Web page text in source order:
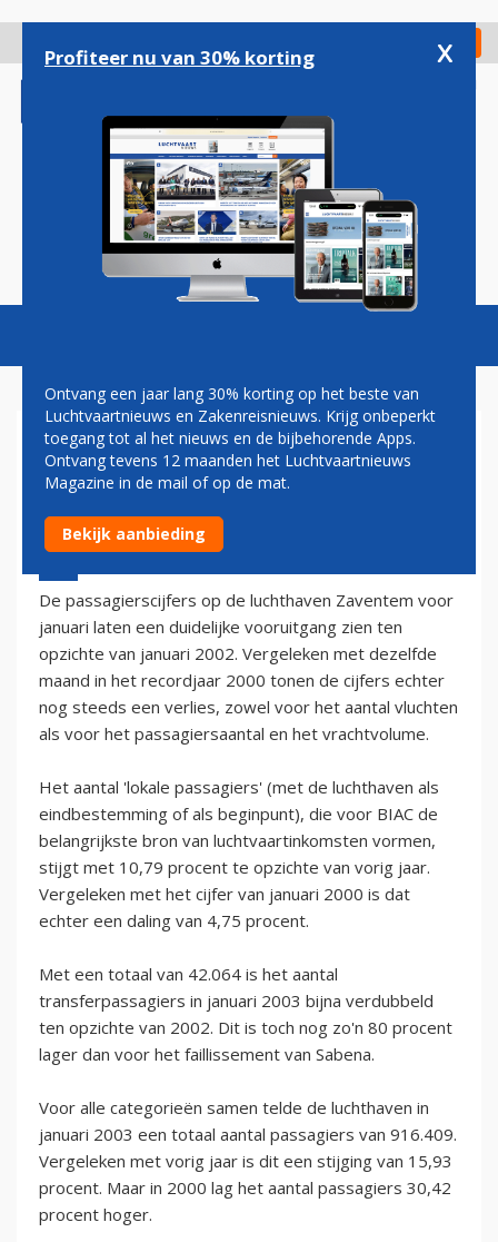
gaan
Check in
Magazine Podcasts Vacatures
ZAVENTEM KRUIPT
LANGZAAM UIT DAL
5 februari 2003 - 1:00
De passagierscijfers op de luchthaven Zaventem voor
januari laten een duidelijke vooruitgang zien ten
opzichte van januari 2002. Vergeleken met dezelfde
maand in het recordjaar 2000 tonen de cijfers echter
nog steeds een verlies, zowel voor het aantal vluchten
als voor het passagiersaantal en het vrachtvolume.
Het aantal 'lokale passagiers' (met de luchthaven als
eindbestemming of als beginpunt), die voor BIAC de
belangrijkste bron van luchtvaartinkomsten vormen,
stijgt met 10,79 procent te opzichte van vorig jaar.
Vergeleken met het cijfer van januari 2000 is dat
echter een daling van 4,75 procent.
Met een totaal van 42.064 is het aantal
transferpassagiers in januari 2003 bijna verdubbeld
ten opzichte van 2002. Dit is toch nog zo'n 80 procent
lager dan voor het faillissement van Sabena.
Voor alle categorieën samen telde de luchthaven in
januari 2003 een totaal aantal passagiers van 916.409.
Vergeleken met vorig jaar is dit een stijging van 15,93
procent. Maar in 2000 lag het aantal passagiers 30,42
procent hoger.
Profiteer nu van 30% korting x
Ontvang een jaar lang 30% korting op het beste van
Luchtvaartnieuws en Zakenreisnieuws. Krijg onbeperkt
toegang tot al het nieuws en de bijbehorende Apps.
Ontvang tevens 12 maanden het Luchtvaartnieuws
Magazine in de mail of op de mat.
Bekijk aanbieding